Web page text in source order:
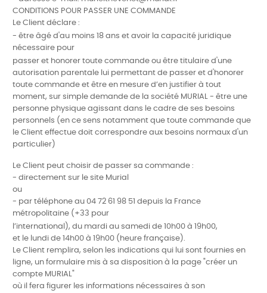
CONDITIONS POUR PASSER UNE COMMANDE
Le Client déclare :
- être âgé d'au moins 18 ans et avoir la capacité juridique
nécessaire pour
passer et honorer toute commande ou être titulaire d'une
autorisation parentale lui permettant de passer et d'honorer
toute commande et être en mesure d’en justifier à tout
moment, sur simple demande de la société MURIAL - être une
personne physique agissant dans le cadre de ses besoins
personnels (en ce sens notamment que toute commande que
le Client effectue doit correspondre aux besoins normaux d'un
particulier)
Le Client peut choisir de passer sa commande :
- directement sur le site Murial
ou
- par téléphone au 04 72 61 98 51 depuis la France
métropolitaine (+33 pour
l’international), du mardi au samedi de 10h00 à 19h00,
et le lundi de 14h00 à 19h00 (heure française).
Le Client remplira, selon les indications qui lui sont fournies en
ligne, un formulaire mis à sa disposition à la page "créer un
compte MURIAL"
où il fera figurer les informations nécessaires à son